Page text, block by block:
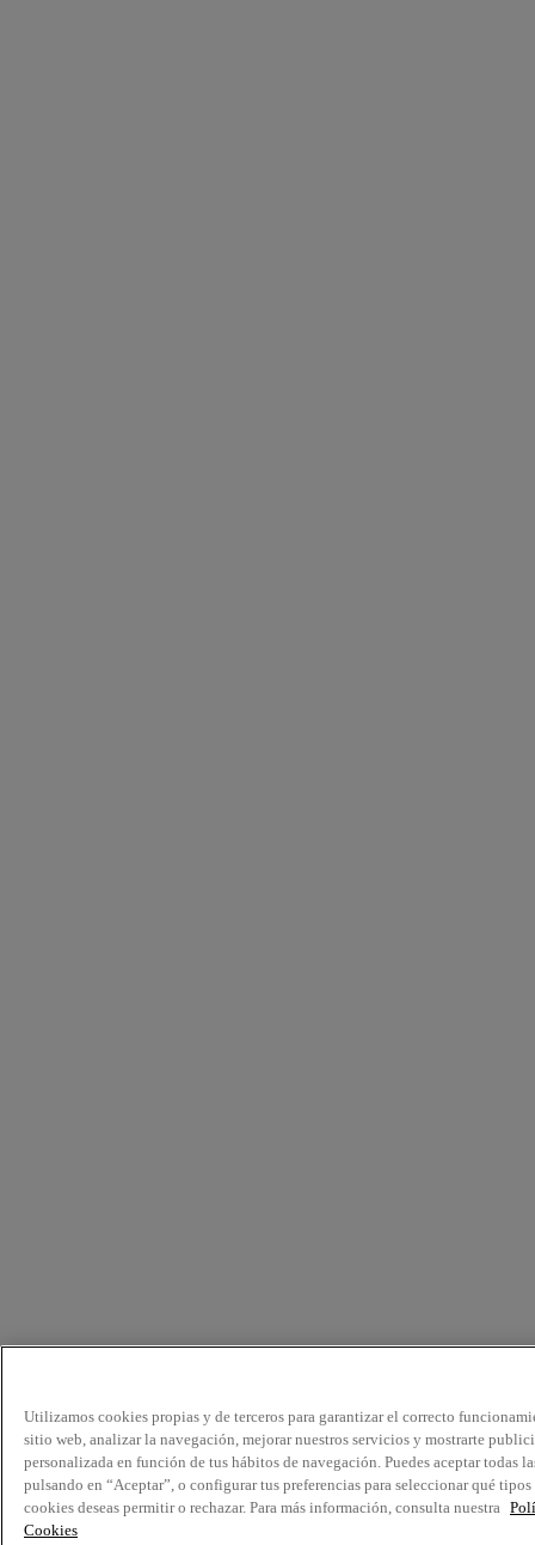
Utilizamos cookies propias y de terceros para garantizar el correcto
sitio web, analizar la navegación, mejorar nuestros servicios y mostrarte
personalizada en función de tus hábitos de navegación. Puedes aceptar todas
pulsando en “Aceptar”, o configurar tus preferencias para seleccionar qué tipos
cookies deseas permitir o rechazar. Para más información, consulta nuestra
Cookies